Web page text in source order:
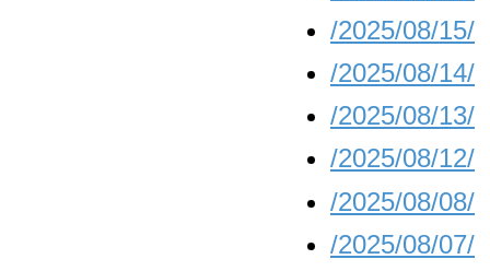
/2025/08/15/
/2025/08/14/
/2025/08/13/
/2025/08/12/
/2025/08/08/
/2025/08/07/